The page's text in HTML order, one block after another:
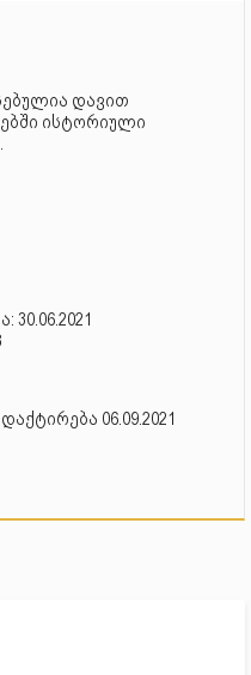
დავით
ისტორიული
06.09.2021